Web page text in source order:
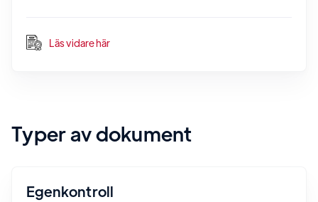
Läs vidare här
Typer av dokument
Egenkontroll